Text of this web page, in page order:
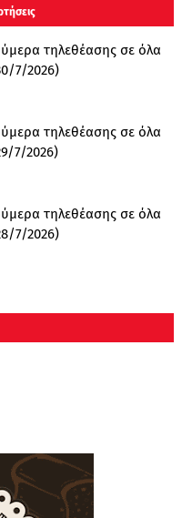
τηλεθέασης σε όλα
7/2026)
τηλεθέασης σε όλα
7/2026)
τηλεθέασης σε όλα
7/2026)